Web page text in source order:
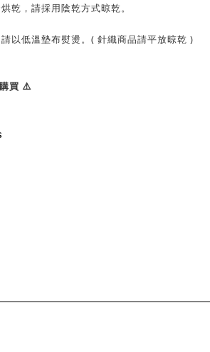
乾，請採用陰乾方式晾乾。
以低溫墊布熨燙。( 針織商品請平放晾乾 )
買 ⚠️